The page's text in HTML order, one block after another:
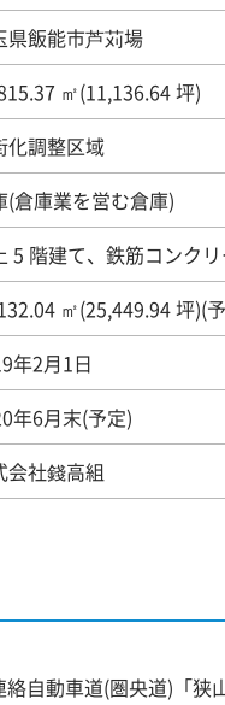
県飯能市芦苅場
㎡(11,136.64 坪)
化調整区域
(倉庫業を営む倉庫)
5 階建て、鉄筋コンク
㎡(25,449.94 坪)(
年2月1日
年6月末(予定)
会社錢高組
自動車道(圏央道)「